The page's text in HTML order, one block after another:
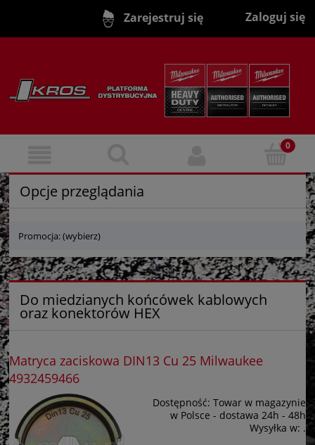
Zarejestruj się Zaloguj się
Opcje przeglądania
Promocja: (wybierz)
Do miedzianych końcówek kablowych
oraz konektorów HEX
Matryca zaciskowa DIN13 Cu 25 Milwaukee
4932459466
Dostępność: Towar w magazynie
w Polsce - dostawa 24h - 48h
Wysyłka w: .